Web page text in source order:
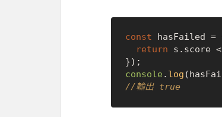
const hasFailed =
return s. score <
console . log
//輸出 true